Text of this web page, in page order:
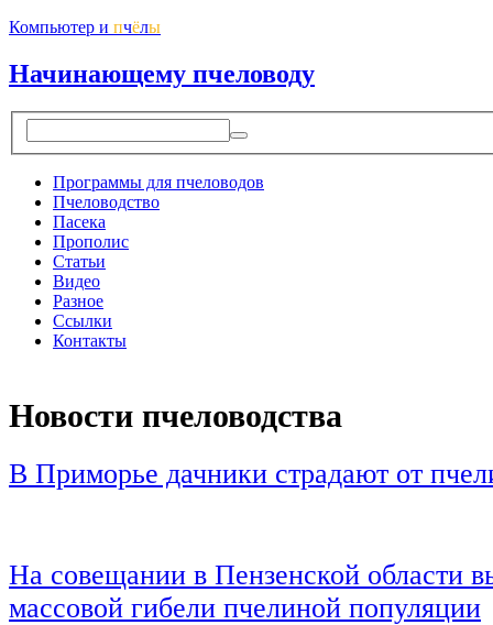
Компьютер и пчёлы
Начинающему пчеловоду
Программы для пчеловодов
Пчеловодство
Пасека
Прополис
Статьи
Видео
Разное
Ссылки
Контакты
Новости пчеловодства
В Приморье дачники страдают от
На совещании в Пензенской области
массовой гибели пчелиной популяции